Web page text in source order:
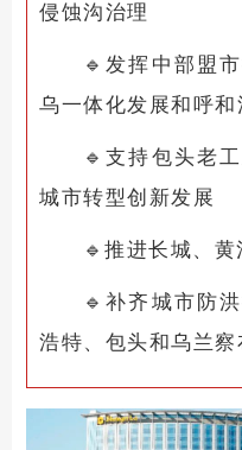
侵蚀沟治理
🔹发挥中部盟
乌一体化发展和呼
🔹支持包头老
城市转型创新发展
🔹推进长城、黄
🔹补齐城市防
浩特、包头和乌兰